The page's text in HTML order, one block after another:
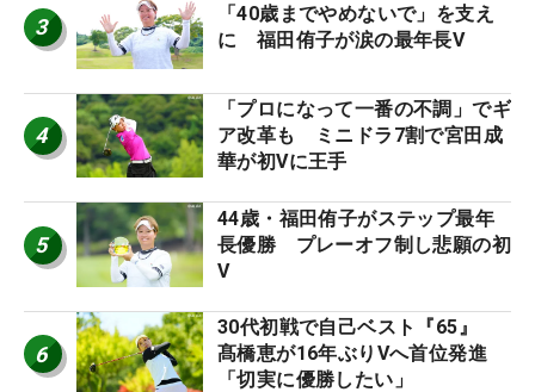
3
「40歳までやめないで」を支え
に 福田侑子が涙の最年長V
4
「プロになって一番の不調」でギ
ア改革も ミニドラ7割で宮田成
華が初Vに王手
5
44歳・福田侑子がステップ最年
長優勝 プレーオフ制し悲願の初
V
6
30代初戦で自己ベスト『65』
髙橋恵が16年ぶりVへ首位発進
「切実に優勝したい」